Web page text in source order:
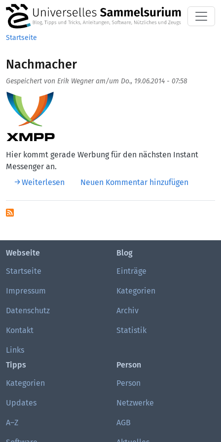
Direkt zum Inhalt
Startseite
Nachmacher
Gespeichert von Erik Wegneram/um Do., 19.06.2014 - 07:58
Aufmacherbild
Hier kommt gerade Werbung für den nächsten Instant
Messenger an.
Weiterlesen über Nachmacher
Neuen Kommentar hinzufügen
Webseite
Startseite
Impressum
Datenschutz
Kontakt
Links
Blog
Einträge
Kategorien
Archiv
Statistik
Tipps
Kategorien
Updates
A–Z
Person
Person
Netzwerke
AGB